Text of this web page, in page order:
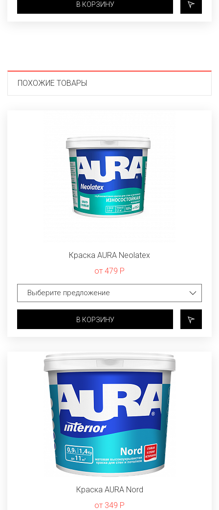
В КОРЗИНУ
ПОХОЖИЕ ТОВАРЫ
Краска AURA Neolatex
от 479 Р
В КОРЗИНУ
Краска AURA Nord
от 349 Р